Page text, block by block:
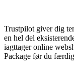
Trustpilot giver dig
en hel del
iagttager online
Package før du